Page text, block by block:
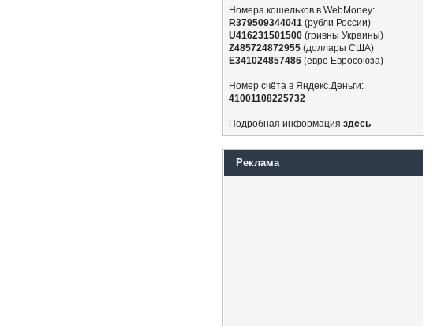
Номера кошельков в WebMoney:
R379509344041 (рубли России)
U416231501500 (гривны Украины)
Z485724872955 (доллары США)
E341024857486 (евро Евросоюза)
Номер счёта в Яндекс.Деньги:
41001108225732
Подробная информацияздесь
Реклама